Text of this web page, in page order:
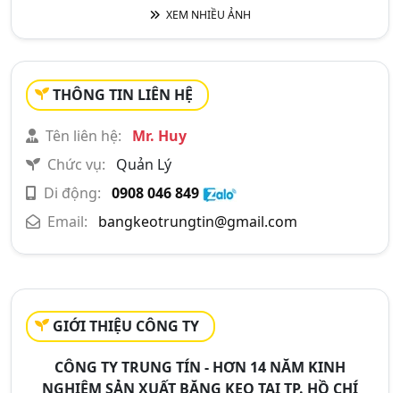
XEM NHIỀU ẢNH
THÔNG TIN LIÊN HỆ
Tên liên hệ:
Mr. Huy
Chức vụ:
Quản Lý
Di động: 0908 046 849
Email:
bangkeotrungtin@gmail.com
GIỚI THIỆU CÔNG TY
CÔNG TY TRUNG TÍN - HƠN 14 NĂM KINH
NGHIỆM SẢN XUẤT BĂNG KEO TẠI TP. HỒ CHÍ